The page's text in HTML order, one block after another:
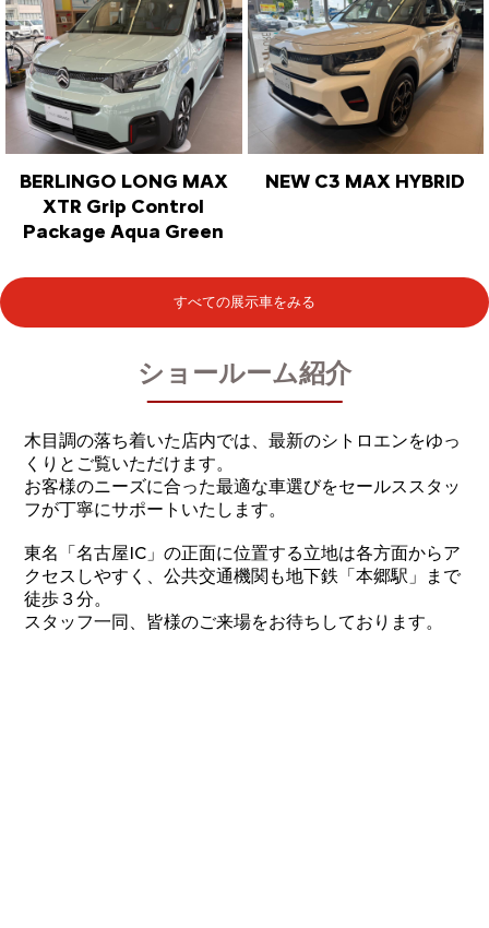
BERLINGO LONG MAX
XTR Grip Control
Package Aqua Green
NEW C3 MAX HYBRID
すべての展示車をみる
ショールーム紹介
木目調の落ち着いた店内では、最新のシトロエンをゆっ
くりとご覧いただけます。
お客様のニーズに合った最適な車選びをセールススタッ
フが丁寧にサポートいたします。
東名「名古屋IC」の正面に位置する立地は各方面からア
クセスしやすく、公共交通機関も地下鉄「本郷駅」まで
徒歩３分。
スタッフ一同、皆様のご来場をお待ちしております。